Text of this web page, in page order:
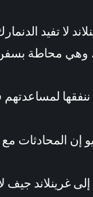
لا تفيد
وهي محاطة
إن المحادثات مع
غرينلاند جيف